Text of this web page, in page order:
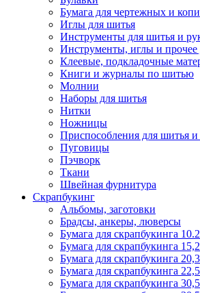
Бумага для чертежных и
Иглы для шитья
Инструменты для шитья и
Инструменты, иглы и
Клеевые, подкладочные
Книги и журналы по шитью
Молнии
Наборы для шитья
Нитки
Ножницы
Приспособления для шитья и
Пуговицы
Пэчворк
Ткани
Швейная фурнитура
Скрапбукинг
Альбомы, заготовки
Брадсы, анкеры, люверсы
Бумага для скрапбукинга
Бумага для скрапбукинга
Бумага для скрапбукинга
Бумага для скрапбукинга
Бумага для скрапбукинга